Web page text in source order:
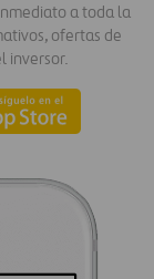
a toda la
ofertas de
inversor.